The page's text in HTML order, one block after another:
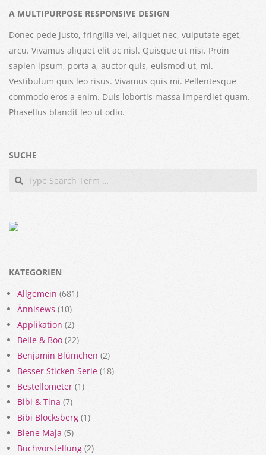
A MULTIPURPOSE RESPONSIVE DESIGN
Donec pede justo, fringilla vel, aliquet nec, vulputate eget,
arcu. Vivamus aliquet elit ac nisl. Quisque ut nisi. Proin
sapien ipsum, porta a, auctor quis, euismod ut, mi.
Vestibulum quis leo risus. Vivamus quis mi. Pellentesque
commodo eros a enim. Duis lobortis massa imperdiet quam.
Phasellus blandit leo ut odio.
SUCHE
Search
KATEGORIEN
Allgemein (681)
Ännisews (10)
Applikation (2)
Belle & Boo (22)
Benjamin Blümchen (2)
Besser Sticken Serie (18)
Bestellometer (1)
Bibi & Tina (7)
Bibi Blocksberg (1)
Biene Maja (5)
Buchvorstellung (2)